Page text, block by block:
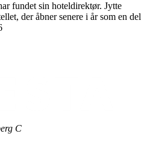
fundet sin hoteldirektør. Jytte
der åbner senere i år som en del
C